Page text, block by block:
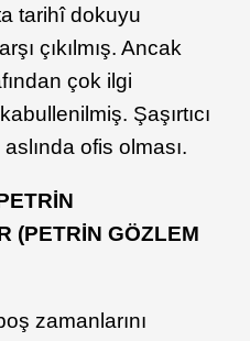
tarihî dokuyu
çıkılmış. Ancak
çok ilgi
Şaşırtıcı
ofis olması.
(PETRİN GÖZLEM
zamanlarını